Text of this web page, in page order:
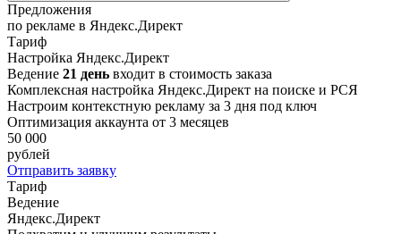
Предложения
по рекламе в Яндекс.Директ
Тариф
Настройка Яндекс.Директ
Ведение 21 день входит в стоимость заказа
Комплексная настройка Яндекс.Директ на поиске и РСЯ
Настроим контекстную рекламу за 3 дня под ключ
Оптимизация аккаунта от 3 месяцев
50 000
рублей
Отправить заявку
Тариф
Ведение
Яндекс.Директ